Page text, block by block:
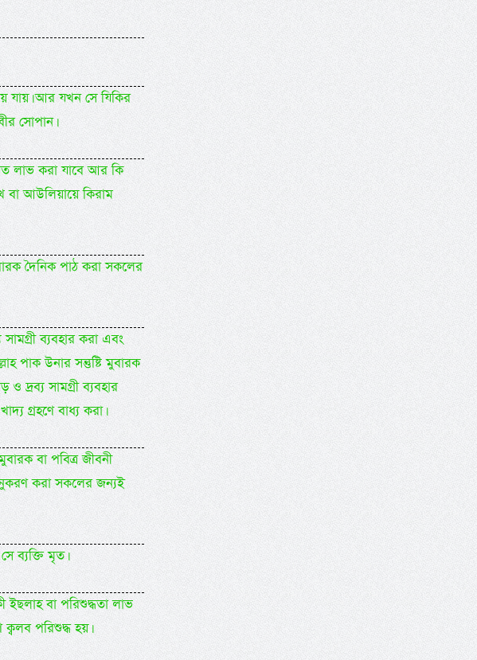
যায়। আর যখন সে যিকির
সোপান।
লাভ করা যাবে আর কি
বা আউলিয়ায়ে কিরাম
দৈনিক পাঠ করা সকলের
ব্যবহার করা এবং
পাক উনার সন্তুষ্টি মুবারক
দ্রব্য সামগ্রী ব্যবহার
গ্রহণে বাধ্য করা।
বা পবিত্র জীবনী
করা সকলের জন্যই
ব্যক্তি মৃত।
ইছলাহ বা পরিশুদ্ধতা লাভ
পরিশুদ্ধ হয়।